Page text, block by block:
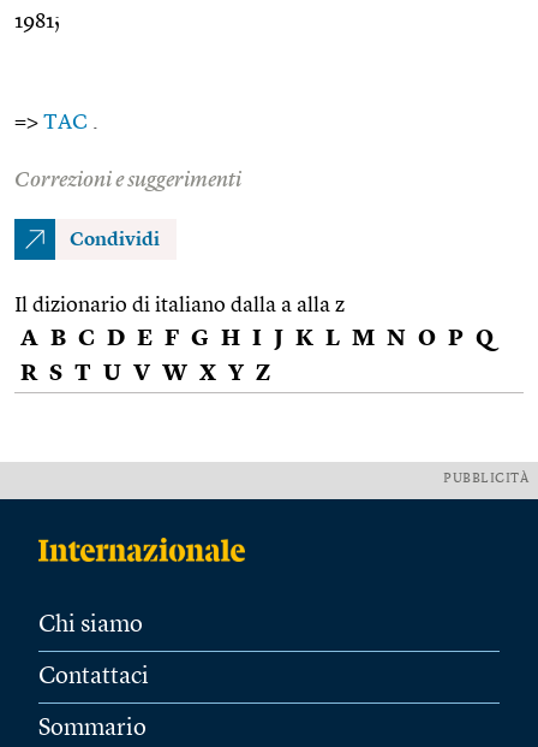
1981;
=> TAC
Correzioni e suggerimenti
Condividi
Il dizionario di italiano dalla a alla z
A B C D E F G H I J K L M N O P Q
R S T U V W X Y Z
PUBBLICITÀ
Chi siamo
Contattaci
Sommario